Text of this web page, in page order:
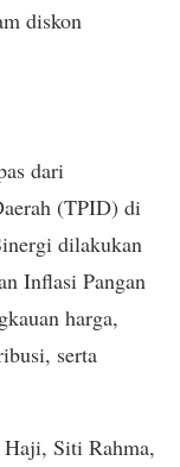
diskon
dari
(TPID) di
dilakukan
Inflasi Pangan
harga,
serta
Siti Rahma,